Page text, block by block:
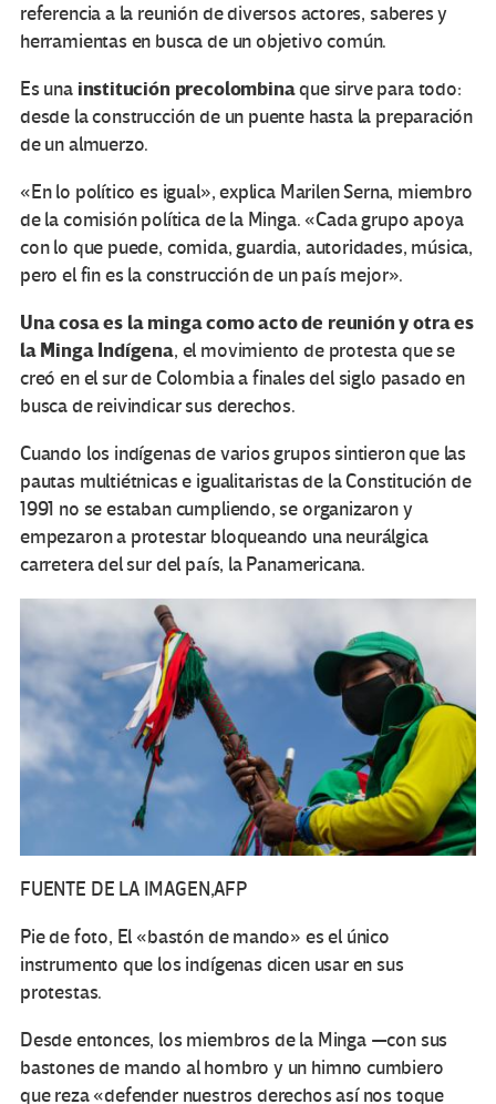
referencia a la reunión de diversos actores, saberes y
herramientas en busca de un objetivo común.
Es una institución precolombinaque sirve para todo:
desde la construcción de un puente hasta la preparación
de un almuerzo.
«En lo político es igual», explica Marilen Serna, miembro
de la comisión política de la Minga. «Cada grupo apoya
con lo que puede, comida, guardia, autoridades, música,
pero el fin es la construcción de un país mejor».
Una cosa es la minga como acto de reunión y otra es
la Minga Indígena, el movimiento de protesta que se
creó en el sur de Colombia a finales del siglo pasado en
busca de reivindicar sus derechos.
Cuando los indígenas de varios grupos sintieron que las
pautas multiétnicas e igualitaristas de la Constitución de
1991 no se estaban cumpliendo, se organizaron y
empezaron a protestar bloqueando una neurálgica
carretera del sur del país, la Panamericana.
FUENTE DE LA IMAGEN,AFP
Pie de foto, El «bastón de mando» es el único
instrumento que los indígenas dicen usar en sus
protestas.
Desde entonces, los miembros de la Minga —con sus
bastones de mando al hombro y un himno cumbiero
que reza «defender nuestros derechos así nos toque